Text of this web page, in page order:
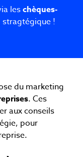
leschèques-
!
du marketing
. Ces
aux conseils
pour